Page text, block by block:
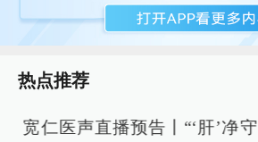
热点推荐
宽仁医声直播预告丨“‘肝’净守